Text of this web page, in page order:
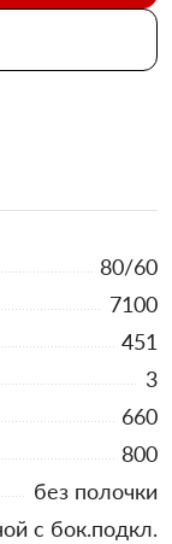
80/60
7100
451
3
660
800
без полочки
с бок.подкл.